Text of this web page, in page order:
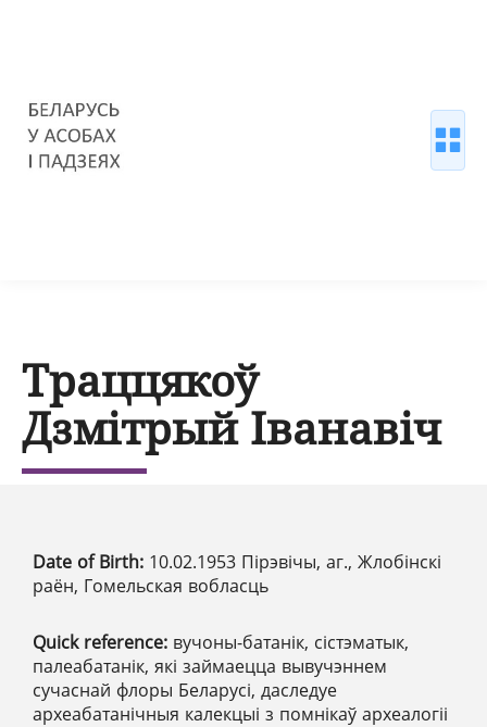
Траццякоў
Дзмітрый Іванавіч
Date of Birth: 10.02.1953 Пірэвічы, аг., Жлобінскі
раён, Гомельская вобласць
Quick reference: вучоны-батанік, сістэматык,
палеабатанік, які займаецца вывучэннем
сучаснай флоры Беларусі, даследуе
археабатанічныя калекцыі з помнікаў археалогіі